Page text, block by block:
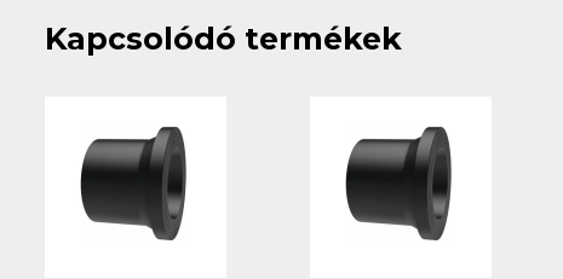
Kapcsolódó termékek